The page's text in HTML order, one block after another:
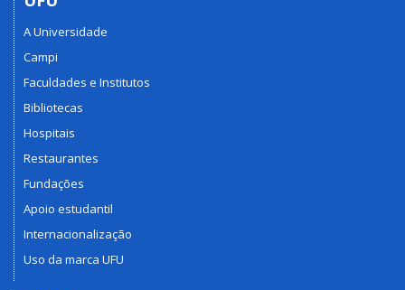
A Universidade
Campi
Faculdades e Institutos
Bibliotecas
Hospitais
Restaurantes
Fundações
Apoio estudantil
Internacionalização
Uso da marca UFU